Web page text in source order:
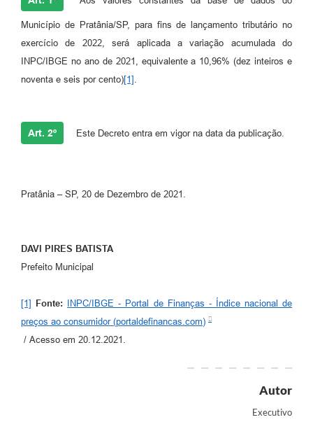
Município de Pratânia/SP, para fins de lançamento tributário no
exercício de 2022, será aplicada a variação acumulada do
INPC/IBGE no ano de 2021, equivalente a 10,96% (dez inteiros e
noventa e seis por cento)[1] .
Art. 2º Este Decreto entra em vigor na data da publicação.
Pratânia – SP, 20 de Dezembro de 2021.
DAVI PIRES BATISTA
Prefeito Municipal
[1] Fonte:
INPC/IBGE - Portal de Finanças - Índice nacional de
preços ao consumidor (portaldefinancas.com)
/ Acesso em 20.12.2021.
Autor
Executivo